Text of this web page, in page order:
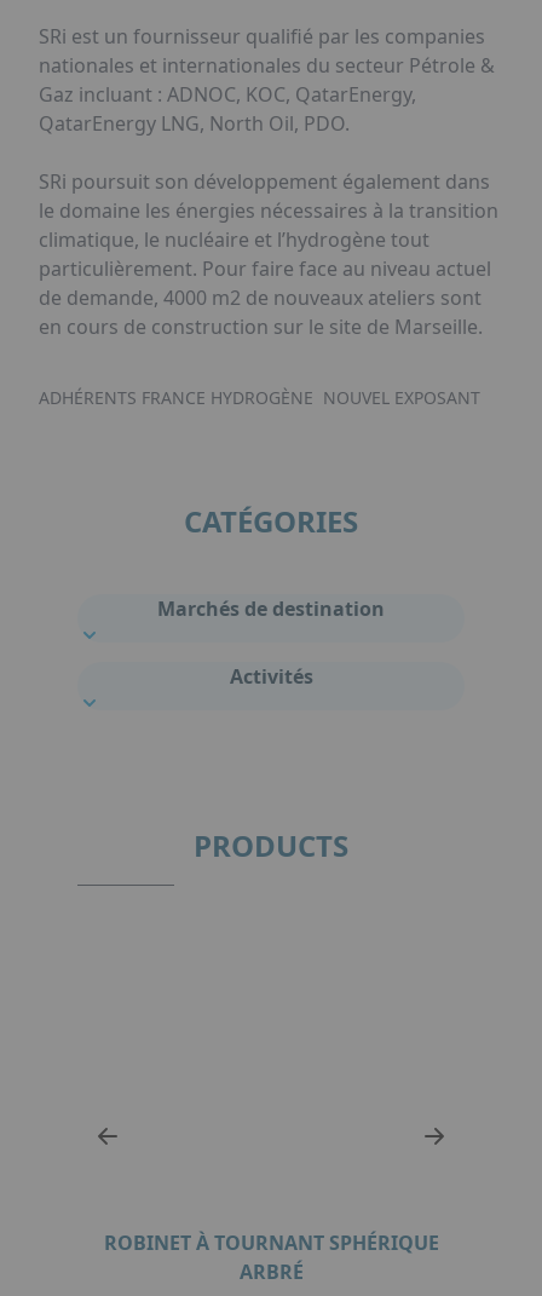
SRi est un fournisseur qualifié par les companies
nationales et internationales du secteur Pétrole &
Gaz incluant : ADNOC, KOC, QatarEnergy,
QatarEnergy LNG, North Oil, PDO.
SRi poursuit son développement également dans
le domaine les énergies nécessaires à la transition
climatique, le nucléaire et l’hydrogène tout
particulièrement. Pour faire face au niveau actuel
de demande, 4000 m2 de nouveaux ateliers sont
en cours de construction sur le site de Marseille.
ADHÉRENTS FRANCE HYDROGÈNE NOUVEL EXPOSANT
CATÉGORIES
Marchés de destination
Activités
PRODUCTS
ROBINET À TOURNANT SPHÉRIQUE
ARBRÉ